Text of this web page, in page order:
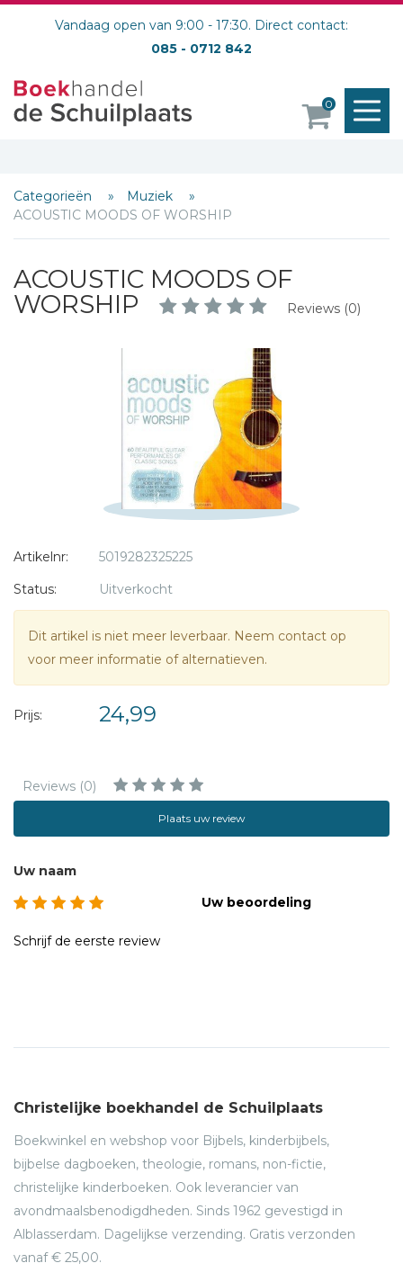
Vandaag open van 9:00 - 17:30. Direct contact:
085 - 0712 842
0
Categorieën
Muziek
ACOUSTIC MOODS OF WORSHIP
ACOUSTIC MOODS OF
WORSHIP
Reviews (0)
Artikelnr:
5019282325225
Status:
Uitverkocht
Dit artikel is niet meer leverbaar. Neem contact op
voor meer informatie of alternatieven.
Prijs: 24,99
Reviews (0)
Plaats uw review
Schrijf hieronder je review!
E-mail *
Uw naam
Uw beoordeling
Schrijf de eerste review
Christelijke boekhandel de Schuilplaats
Boekwinkel en webshop voor Bijbels, kinderbijbels,
bijbelse dagboeken, theologie, romans, non-fictie,
christelijke kinderboeken. Ook leverancier van
avondmaalsbenodigdheden. Sinds 1962 gevestigd in
Alblasserdam. Dagelijkse verzending. Gratis verzonden
vanaf € 25,00.